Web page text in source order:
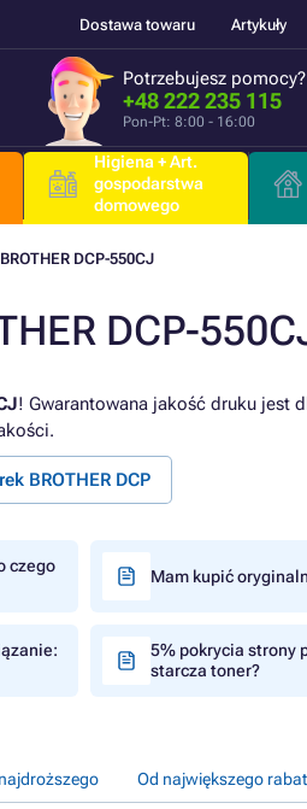
Dostawa towaru Artykuły
Potrzebujesz pomocy?
+48 222 235 115
Pon-Pt: 8:00 - 16:00
Higiena + Art.
gospodarstwa
domowego
BROTHER DCP-550CJ
DCP-
! Gwarantowana jakość druku jest
BROTHER DCP
czego
Mam kupić
5% pokrycia strony
starcza toner?
Od największego